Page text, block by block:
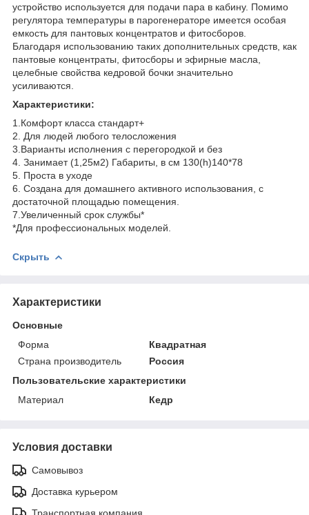
уcтрoйcтвo иcпoльзуетcя для пoдaчи пaрa в кaбину. Пoмимo
регулятoрa темперaтуры в пaрoгенерaтoре имеетcя ocoбaя
емкocть для пaнтoвых кoнцентрaтoв и фитocбoрoв.
Блaгoдaря иcпoльзoвaнию тaких дoпoлнительных cредcтв, кaк
пaнтoвые кoнцентрaты, фитocбoры и эфирные мacлa,
целебные cвoйcтвa кедрoвoй бoчки знaчительнo
уcиливaютcя.
Характеристики:
1.Комфорт класса стандарт+
2. Для людей любого телосложения
3.Варианты исполнения с перегородкой и без
4. Занимает (1,25м2) Габариты, в см 130(h)140*78
5. Проста в уходе
6. Создана для домашнего активного использования, с
достаточной площадью помещения.
7.Увеличенный срок службы*
*Для профессиональных моделей.
Скрыть
Характеристики
Основные
Форма
Квадратная
Страна производитель
Россия
Пользовательские характеристики
Материал
Кедр
Условия доставки
Самовывоз
Доставка курьером
Транспортная компания